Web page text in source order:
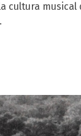
cultura